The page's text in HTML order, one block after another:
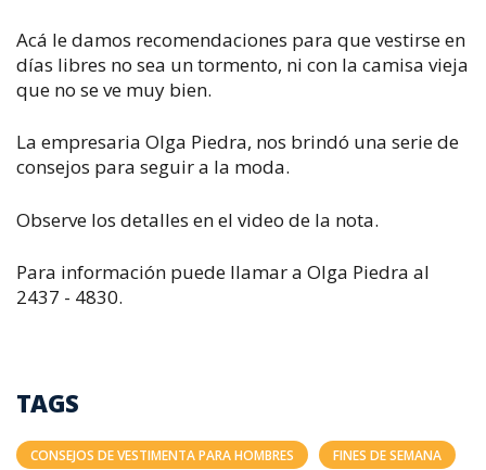
Acá le damos recomendaciones para que vestirse en
días libres no sea un tormento, ni con la camisa vieja
que no se ve muy bien.
La empresaria Olga Piedra, nos brindó una serie de
consejos para seguir a la moda.
Observe los detalles en el video de la nota.
Para información puede llamar a Olga Piedra al
2437 - 4830.
TAGS
CONSEJOS DE VESTIMENTA PARA HOMBRES FINES DE SEMANA